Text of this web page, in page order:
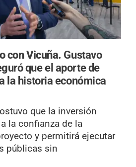
con Vicuña. Gustavo
que el aporte de
la historia económica
que la inversión
la confianza de la
y permitirá ejecutar
públicas sin